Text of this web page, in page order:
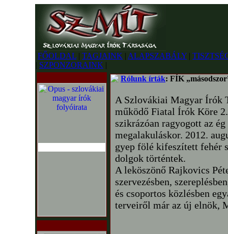
FŐOLDAL | TAGJAINK | ALAPSZABÁLY |
| SZPONZORAINK |
Rólunk írták: FÍK
A Szlovákiai Magyar Írók
működő Fiatal Írók Köre
szikrázóan ragyogott az
megalakuláskor. 2012.
gyep fölé kifeszített fehér
dolgok történtek.
A leköszönő Rajkovics
szervezésben,
és csoportos közlésben
terveiről már az új elnök,